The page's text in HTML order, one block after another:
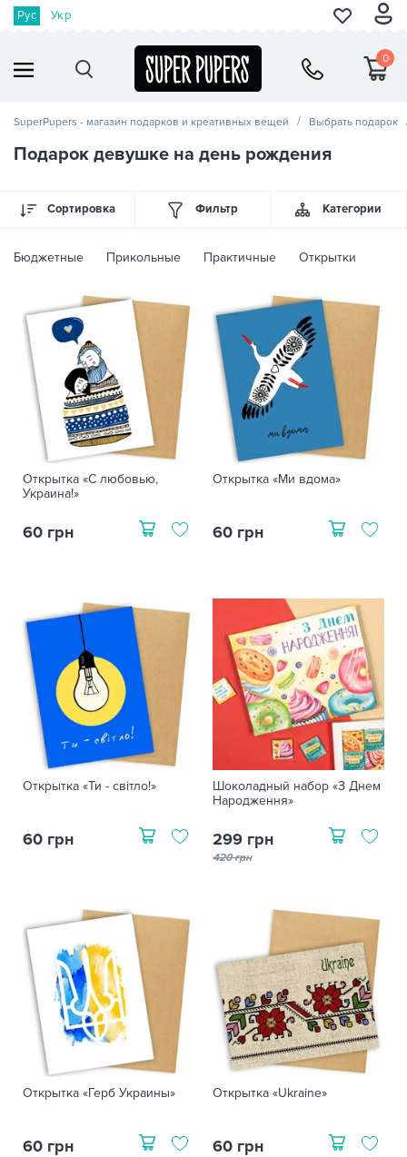
Рус Укр
0
SuperPupers - магазин подарков и креативных вещей Выбрать подарок
Подарок девушке на день рождения
Сортировка Фильтр Категории
Бюджетные Прикольные Практичные Открытки
Открытка «С любовью,
Украина!»
60 грн
Открытка «Ми вдома»
60 грн
Открытка «Ти - світло!»
60 грн
Шоколадный набор «З Днем
Народження»
299 грн
420 грн
Открытка «Герб Украины»
60 грн
Открытка «Ukraine»
60 грн